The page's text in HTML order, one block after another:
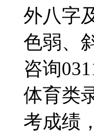
外八字
色弱、
咨询
体育类
考成绩